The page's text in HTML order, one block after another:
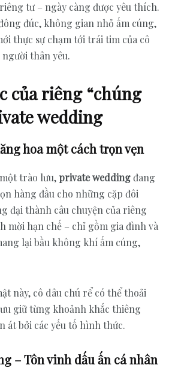
tư – ngày càng được yêu thích.
đúc, không gian nhỏ ấm cúng,
thực sự chạm tới trái tim của cô
thân yêu.
của riêng “chúng
wedding
hoa một cách trọn vẹn
trào lưu,private weddingđang
hàng đầu cho những cặp đôi
đại thành câu chuyện của riêng
mời hạn chế – chỉ gồm gia đình và
lại bầu không khí ấm cúng,
này, cô dâu chú rể có thể thoải
giữ từng khoảnh khắc thiêng
át bởi các yếu tố hình thức.
– Tôn vinh dấu ấn cá nhân